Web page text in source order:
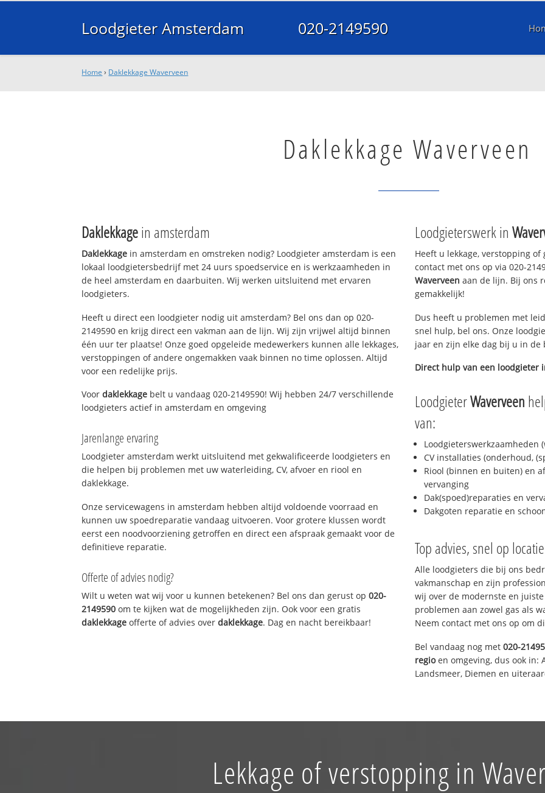
Loodgieter Amsterdam 020-2149590
Home › Daklekkage Waverveen
Daklekkage Waverveen
Daklekkagein amsterdam
Daklekkage in amsterdam en omstreken nodig? Loodgieter amsterdam is een
lokaal loodgietersbedrijf met 24 uurs spoedservice en is werkzaamheden in
de heel amsterdam en daarbuiten. Wij werken uitsluitend met ervaren
loodgieters.
Heeft u direct een loodgieter nodig uit amsterdam? Bel ons dan op 020-
2149590 en krijg direct een vakman aan de lijn. Wij zijn vrijwel altijd binnen
één uur ter plaatse! Onze goed opgeleide medewerkers kunnen alle lekkages,
verstoppingen of andere ongemakken vaak binnen no time oplossen. Altijd
voor een redelijke prijs.
Voordaklekkage belt u vandaag 020-2149590! Wij hebben 24/7 verschillende
loodgieters actief in amsterdam en omgeving
Jarenlange ervaring
Loodgieter amsterdam werkt uitsluitend met gekwalificeerde loodgieters en
die helpen bij problemen met uw waterleiding, CV, afvoer en riool en
daklekkage.
Onze servicewagens in amsterdam hebben altijd voldoende voorraad en
kunnen uw spoedreparatie vandaag uitvoeren. Voor grotere klussen wordt
eerst een noodvoorziening getroffen en direct een afspraak gemaakt voor de
definitieve reparatie.
Offerte of advies nodig?
Wilt u weten wat wij voor u kunnen betekenen? Bel ons dan gerust op020-
2149590 om te kijken wat de mogelijkheden zijn. Ook voor een gratis
daklekkage offerte of advies overdaklekkage. Dag en nacht bereikbaar!
Loodgieterswerk in
Heeft u lekkage, verstopping
contact met ons op via 020-
Waverveen aan de lijn. Bij ons
gemakkelijk!
Dus heeft u problemen met
snel hulp, bel ons. Onze
jaar en zijn elke dag bij u in
Direct hulp van een loodgieter
LoodgieterWaverveen
van:
Loodgieterswerkzaamheden
CV installaties (onderhoud,
Riool (binnen en buiten) en
vervanging
Dak(spoed)reparaties en
Dakgoten reparatie en
Top advies, snel op
Alle loodgieters die bij ons
vakmanschap en zijn
wij over de modernste en
problemen aan zowel gas als
Neem contact met ons op om
Bel vandaag nog met 020-
regioen omgeving, dus ook in:
Landsmeer, Diemen en
Lekkage of verstopping in